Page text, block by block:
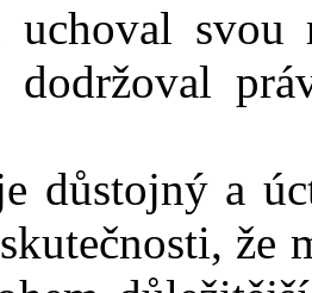
svou
dodržoval
důstojný a
že